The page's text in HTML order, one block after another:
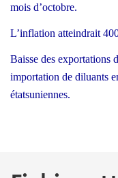
mois d’octobre.
L’inflation atteindrait
Baisse des exportations
importation de diluants
étatsuniennes.